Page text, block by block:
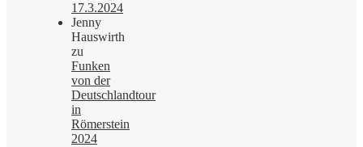
17.3.2024
Jenny
Hauswirth
zu
Funken
von der
Deutschlandtour
in
Römerstein
2024